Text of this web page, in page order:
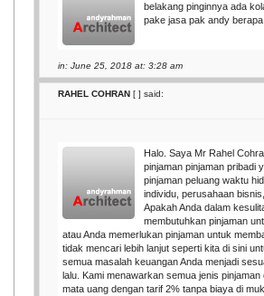
belakang pinginnya ada
pake jasa pak andy
in: June 25, 2018 at: 3:28 am
RAHEL COHRAN [] said:
Halo. Saya Mr Rahel
pinjaman pinjaman pribadi
pinjaman peluang waktu
individu, perusahaan
Apakah Anda dalam
membutuhkan pinjaman
atau Anda memerlukan pinjaman untuk
tidak mencari lebih lanjut seperti kita di sini
semua masalah keuangan Anda menjadi
lalu. Kami menawarkan semua jenis pinjaman
mata uang dengan tarif 2% tanpa biaya di